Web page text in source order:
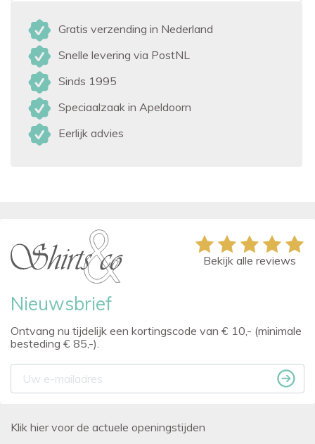
Gratis verzending in Nederland
Snelle levering via PostNL
Sinds 1995
Speciaalzaak in Apeldoorn
Eerlijk advies
Nieuwsbrief
Ontvang nu tijdelijk een kortingscode van € 10,- (minimale
besteding € 85,-).
Bekijk alle reviews
Klik hier voor de actuele openingstijden